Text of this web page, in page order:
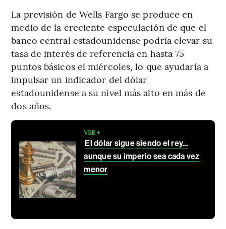
La previsión de Wells Fargo se produce en
medio de la creciente especulación de que el
banco central estadounidense podría elevar su
tasa de interés de referencia en hasta 75
puntos básicos el miércoles, lo que ayudaría a
impulsar un indicador del dólar
estadounidense a su nivel más alto en más de
dos años.
VER +
El dólar sigue siendo el rey...
aunque su imperio sea cada vez
menor